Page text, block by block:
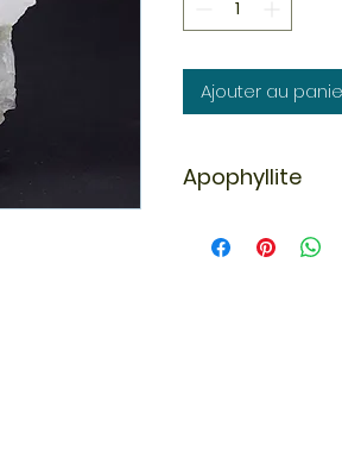
Ajouter au
Apophyllite
relaxation et de